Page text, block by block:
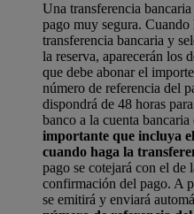
Una transferencia
pago muy segura.
transferencia bancaria y
la reserva, aparecerán los
que debe abonar el
número de referencia del
dispondrá de 48 horas
banco a la cuenta bancaria
importante que incluya
cuando haga la
pago se cotejará con el de
confirmación del pago. A
se emitirá y enviará